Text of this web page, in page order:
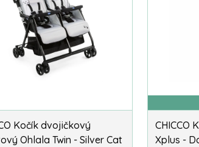
Kočík dvojičkový
Ohlala Twin - Silver Cat
CHICCO
Xplus -